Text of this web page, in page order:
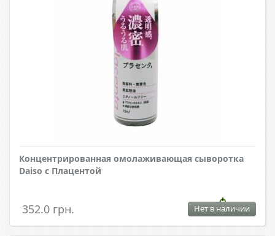
Концентрированная омолаживающая сыворотка
Daiso с Плацентой
352.0 грн. Нет в наличии